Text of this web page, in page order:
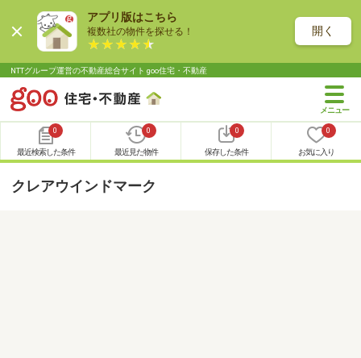
アプリ版はこちら
複数社の物件を探せる！ 開く
NTTグループ運営の不動産総合サイト goo住宅・不動産
0
最近検索した条件
0
最近見た物件
0
保存した条件
0
お気に入り
クレアウインドマーク